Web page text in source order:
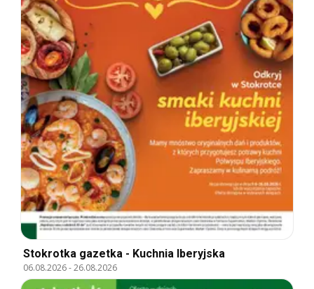
Stokrotka gazetka - Kuchnia Iberyjska
06.08.2026-26.08.2026